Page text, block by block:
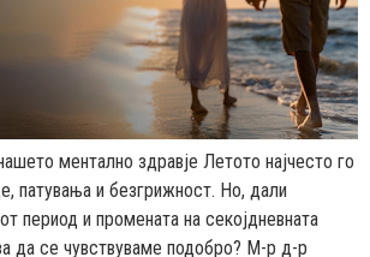
ментално здравје Летото најчесто го
патувања и безгрижност. Но, дали
период и промената на секојдневната
да се чувствуваме подобро? М-р д-р